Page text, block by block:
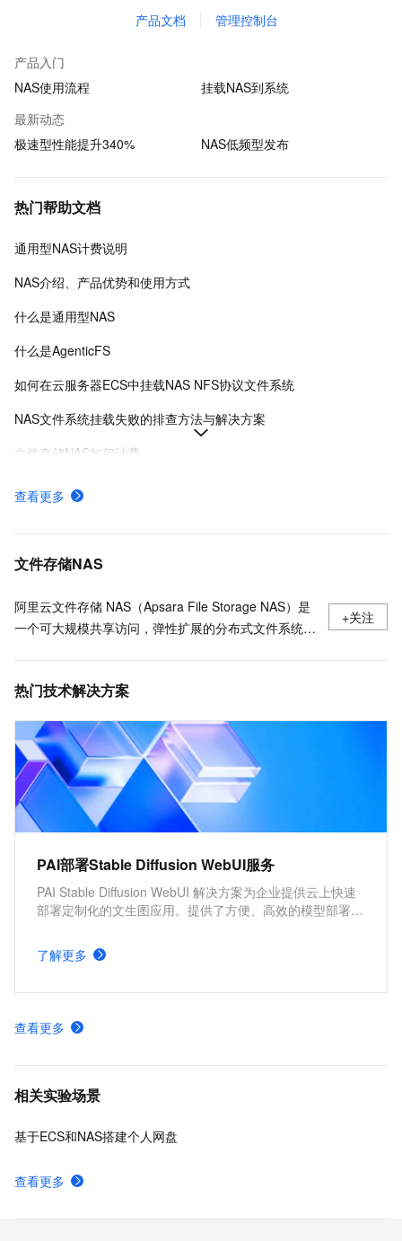
产品文档 管理控制台
产品入门
NAS使用流程
挂载NAS到系统
最新动态
极速型性能提升340%
NAS低频型发布
热门帮助文档
通用型NAS计费说明
NAS介绍、产品优势和使用方式
什么是通用型NAS
什么是AgenticFS
如何在云服务器ECS中挂载NAS NFS协议文件系统
NAS文件系统挂载失败的排查方法与解决方案
文件存储NAS如何计费
创建NAS分布式文件系统
什么是极速型NAS
查看更多
文件存储NAS
阿里云文件存储 NAS（Apsara File Storage NAS）是
一个可大规模共享访问，弹性扩展的分布式文件系统。
试、媒体和娱乐工作流、数据库备份等场景。
+关注
热门技术解决方案
PAI部署Stable Diffusion WebUI服务
PAI Stable Diffusion WebUI 解决方案为企业提供云上快速
部署定制化的文生图应用。提供了方便、高效的模型部署产
数。具有分钟级部署上线，方便快捷、开箱即用，多版本部
署方案，参数可定制化调整的优势。
了解更多
查看更多
相关实验场景
基于ECS和NAS搭建个人网盘
查看更多